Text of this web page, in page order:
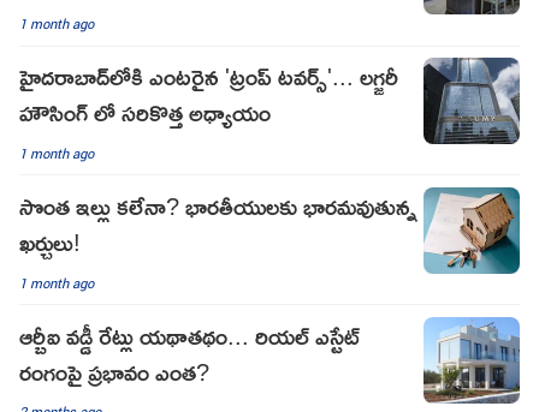
1 month ago
హైదరాబాద్‌లోకి ఎంటరైన 'ట్రంప్ టవర్స్'... లగ్జరీ
హౌసింగ్ లో సరికొత్త అధ్యాయం
1 month ago
సొంత ఇల్లు కలేనా? భారతీయులకు భారమవుతున్న
ఖర్చులు!
1 month ago
ఆర్బీఐ వడ్డీ రేట్లు యథాతథం... రియల్ ఎస్టేట్
రంగంపై ప్రభావం ఎంత?